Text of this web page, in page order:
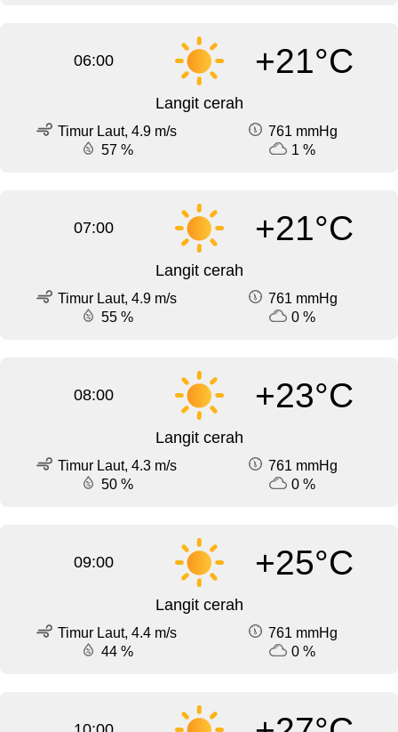
06:00 +21°C
Langit cerah
Timur Laut, 4.9 m/s
761 mmHg
57 %
1 %
07:00 +21°C
Langit cerah
Timur Laut, 4.9 m/s
761 mmHg
55 %
0 %
08:00 +23°C
Langit cerah
Timur Laut, 4.3 m/s
761 mmHg
50 %
0 %
09:00 +25°C
Langit cerah
Timur Laut, 4.4 m/s
761 mmHg
44 %
0 %